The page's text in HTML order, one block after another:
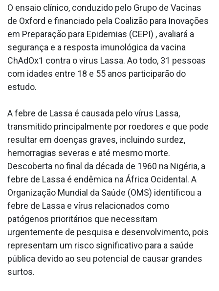
O ensaio clínico, conduzido pelo Grupo de Vacinas
de Oxford e financiado pela Coalizão para Inovações
em Preparação para Epidemias (CEPI) , avaliará a
segurança e a resposta imunológica da vacina
ChAdOx1 contra o vírus Lassa. Ao todo, 31 pessoas
com idades entre 18 e 55 anos participarão do
estudo.
A febre de Lassa é causada pelo vírus Lassa,
transmitido principalmente por roedores e que pode
resultar em doenças graves, incluindo surdez,
hemorragias severas e até mesmo morte.
Descoberta no final da década de 1960 na Nigéria, a
febre de Lassa é endêmica na África Ocidental. A
Organização Mundial da Saúde (OMS) identificou a
febre de Lassa e vírus relacionados como
patógenos prioritários que necessitam
urgentemente de pesquisa e desenvolvimento, pois
representam um risco significativo para a saúde
pública devido ao seu potencial de causar grandes
surtos.